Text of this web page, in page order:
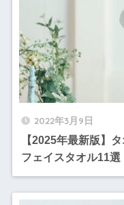
2022年3月9日
【2025年最新版】
フェイスタオル11選